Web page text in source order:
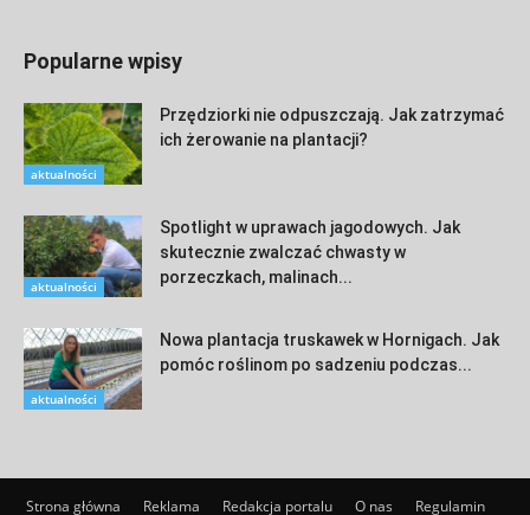
Popularne wpisy
aktualności
Przędziorki nie odpuszczają. Jak zatrzymać
ich żerowanie na plantacji?
aktualności
Spotlight w uprawach jagodowych. Jak
skutecznie zwalczać chwasty w
porzeczkach, malinach...
aktualności
Nowa plantacja truskawek w Hornigach. Jak
pomóc roślinom po sadzeniu podczas...
Strona główna Reklama Redakcja portalu O nas Regulamin